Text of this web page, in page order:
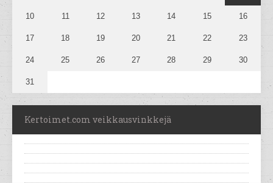
10 11 12 13 14 15 16
17 18 19 20 21 22 23
24 25 26 27 28 29 30
31
Kertoimet.com veikkausvinkkejä